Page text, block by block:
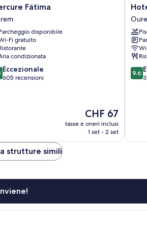
Fátima
disponibile
Fi gratuito
condizionata
Eccezionale
605 recensioni
Il
prezzo
attuale
CHF 67
tasse e oneri inclusi
1 set - 2 set
Hotel
Estrela
de
9.6
su
9.6
strutture simili